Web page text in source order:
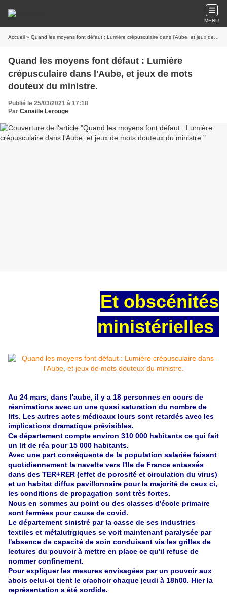
MENU
Accueil » Quand les moyens font défaut : Lumière crépusculaire dans l'Aube, et jeux de mots douteux du ministre.
Quand les moyens font défaut : Lumière
crépusculaire dans l'Aube, et jeux de mots
douteux du ministre.
Publié le 25/03/2021 à 17:18
Par Canaille Lerouge
Et obscénités
ministérielles
Au 24 mars, dans l'aube, il y a 18 personnes en cours de
réanimations avec un une quasi saturation du nombre de
lits. Les autres actes médicaux lours sont retardés avec les
implications dramatique prévisibles.
Ce département compte environ 310 000 habitants ce qui fait
un lit de réa pour 15 000 habitants.
Avec une part conséquente de la population salariée faisant
quotidiennement la navette vers l'Ile de France entassés
dans des TER+RER (effet de porosité et circulation du virus)
et un habitat diffus pavillonnaire pour la majorité de ceux ci,
les conditions de propagation sont très fortes.
Nous en sommes au point ou des classes d'école primaire
sont fermées pour cause de covid.
Le département sinistré par la casse de ses industries
textiles et métalutrgiques se voit maintenant paralysée par
l'absence de capacité de soin conduisant via les grilles de
lectures du pouvoir à mettre en place ce qu'il refuse de
nommer confinement.
Pour expliquer les mesures envisagées par un pouvoir aux
abois celui-ci tient le crachoir chaque jeudi à 18h00. Hier la
représentation a été sordide.